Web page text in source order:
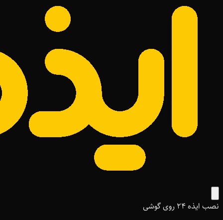
نصب ایذه ۲۴ روی گوشی